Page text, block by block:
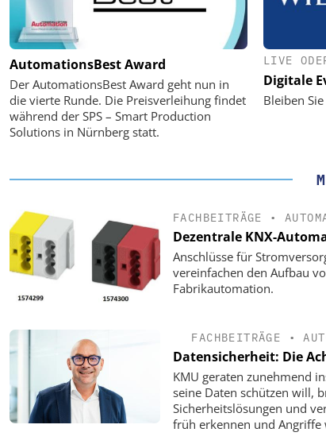
AutomationsBest Award
Der AutomationsBest Award geht nun in
die vierte Runde. Die Preisverleihung findet
während der SPS – Smart Production
Solutions in Nürnberg statt.
LIVE
Digitale
Bleiben
PHYSIK INSTRUMENTE (PI) SE &
CO. KG
Optische Laserlinks für LEO-
Satelliten: Blitzschnelle Präzision mit
PI-Kippspiegeln!
FACHBEITRÄGE •
Dezentrale KNX-
Anschlüsse für
vereinfachen den Aufbau
Fabrikautomation.
FACHBEITRÄGE •
Datensicherheit: Die
KMU geraten zunehmend
seine Daten schützen will,
Sicherheitslösungen und
früh erkennen und Angriffe